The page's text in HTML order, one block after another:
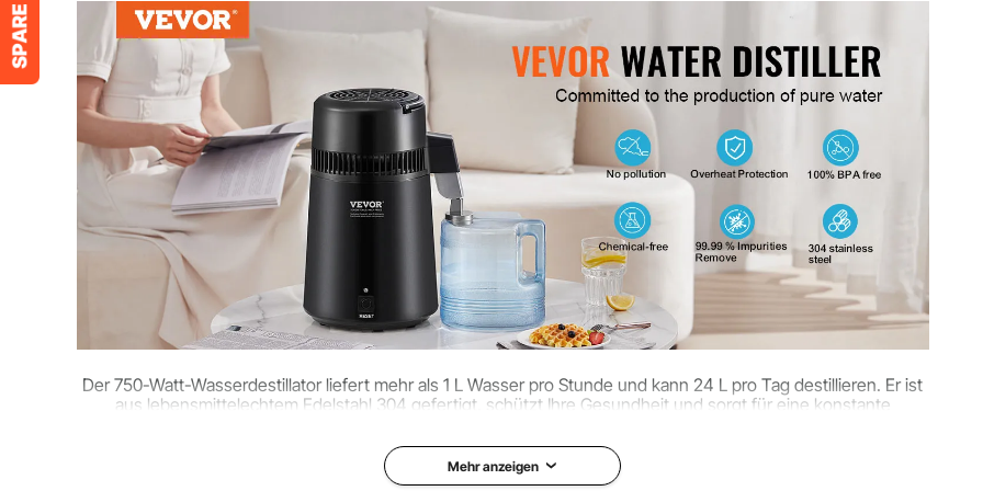
Schalenmaterial Kunststoff PP
Produktgewicht 8,16 lbs / 3,7 kg
Der 750-Watt-Wasserdestillator liefert mehr als 1 L Wasser pro Stunde und kann 24 L pro Tag destillieren. Er ist
aus lebensmittelechtem Edelstahl 304 gefertigt, schützt Ihre Gesundheit und sorgt für eine konstante
Mehr anzeigen